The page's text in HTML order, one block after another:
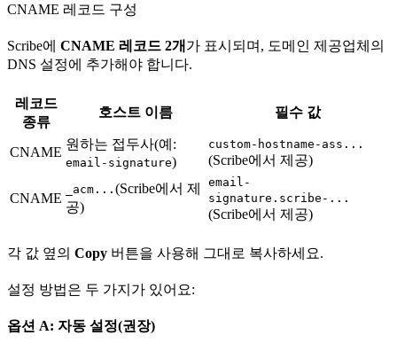
CNAME 레코드 구성
Scribe에 CNAME 레코드 2개 가 표시되며, 도메인 제공업체의
DNS 설정에 추가해야 합니다.
레코드
종류
호스트 이름 필수 값
CNAME
원하는 접두사(예:
email-signature)
custom-hostname-ass...
(Scribe에서 제공)
CNAME
_acm... (Scribe에서 제
공)
email-
signature.scribe-...
(Scribe에서 제공)
각 값 옆의 Copy 버튼을 사용해 그대로 복사하세요.
설정 방법은 두 가지가 있어요:
옵션 A: 자동 설정(권장)